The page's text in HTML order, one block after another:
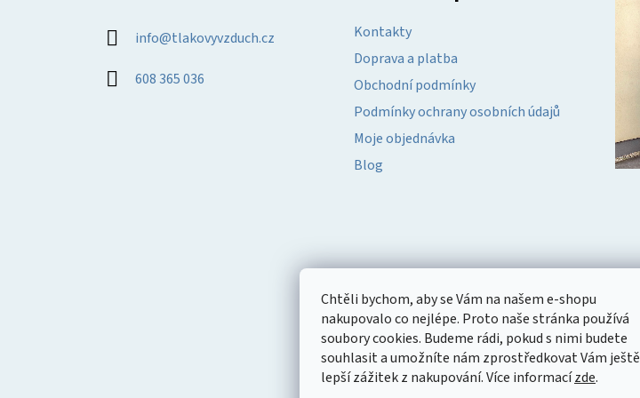
Chtěli bychom, aby se Vám na našem e-shopu
nakupovalo co nejlépe. Proto naše stránka používá
soubory cookies. Budeme rádi, pokud s nimi budete
souhlasit a umožníte nám zprostředkovat Vám ještě
lepší zážitek z nakupování.Více informacízde.
info@tlakovyvzduch.cz
608 365 036
Kontakty
Doprava a platba
Obchodní podmínky
Podmínky ochrany osobních údajů
Moje objednávka
Blog